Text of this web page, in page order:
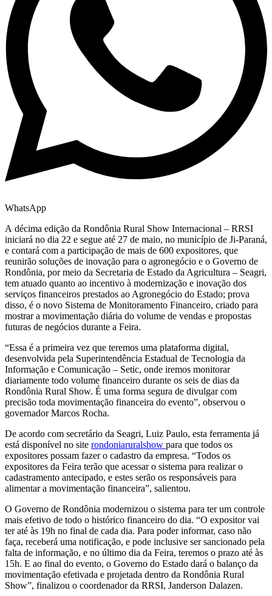
WhatsApp
A décima edição da Rondônia Rural Show Internacional – RRSI
iniciará no dia 22 e segue até 27 de maio, no município de Ji-Paraná,
e contará com a participação de mais de 600 expositores, que
reunirão soluções de inovação para o agronegócio e o Governo de
Rondônia, por meio da Secretaria de Estado da Agricultura – Seagri,
tem atuado quanto ao incentivo à modernização e inovação dos
serviços financeiros prestados ao Agronegócio do Estado; prova
disso, é o novo Sistema de Monitoramento Financeiro, criado para
mostrar a movimentação diária do volume de vendas e propostas
futuras de negócios durante a Feira.
“Essa é a primeira vez que teremos uma plataforma digital,
desenvolvida pela Superintendência Estadual de Tecnologia da
Informação e Comunicação – Setic, onde iremos monitorar
diariamente todo volume financeiro durante os seis de dias da
Rondônia Rural Show. É uma forma segura de divulgar com
precisão toda movimentação financeira do evento”, observou o
governador Marcos Rocha.
De acordo com secretário da Seagri, Luiz Paulo, esta ferramenta já
está disponível no site rondoniaruralshow para que todos os
expositores possam fazer o cadastro da empresa. “Todos os
expositores da Feira terão que acessar o sistema para realizar o
cadastramento antecipado, e estes serão os responsáveis para
alimentar a movimentação financeira”, salientou.
O Governo de Rondônia modernizou o sistema para ter um controle
mais efetivo de todo o histórico financeiro do dia. “O expositor vai
ter até às 19h no final de cada dia. Para poder informar, caso não
faça, receberá uma notificação, e pode inclusive ser sancionado pela
falta de informação, e no último dia da Feira, teremos o prazo até às
15h. E ao final do evento, o Governo do Estado dará o balanço da
movimentação efetivada e projetada dentro da Rondônia Rural
Show”, finalizou o coordenador da RRSI, Janderson Dalazen.